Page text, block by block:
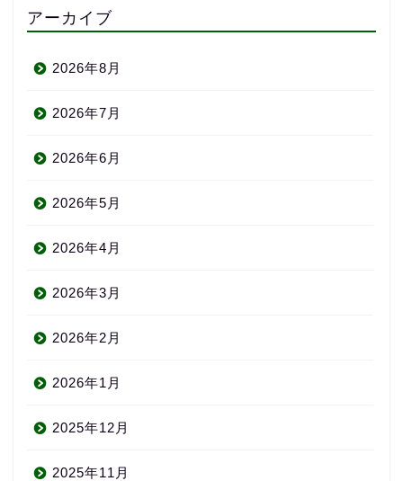
アーカイブ
2026年8月
2026年7月
2026年6月
2026年5月
2026年4月
2026年3月
2026年2月
2026年1月
2025年12月
2025年11月